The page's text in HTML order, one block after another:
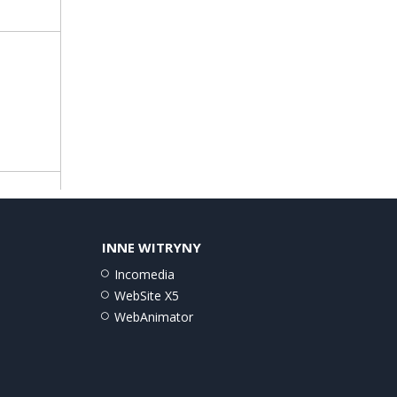
INNE WITRYNY
Incomedia
WebSite X5
WebAnimator